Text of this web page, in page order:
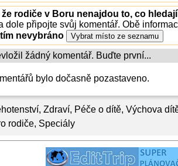
, Zdraví, Péče o dítě, Výchova
rodiče, Speciály
rodiče v Boru nenajdou to, co
dole připojte svůj komentář. Obě
nevybráno
žádný komentář. Buďte první...
bylo dočasně pozastaveno.